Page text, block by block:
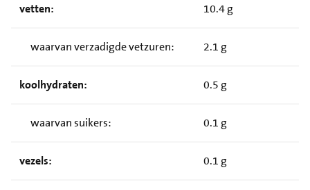
vetten: 10.4 g
waarvan verzadigde vetzuren: 2.1 g
koolhydraten: 0.5 g
waarvan suikers: 0.1 g
vezels: 0.1 g